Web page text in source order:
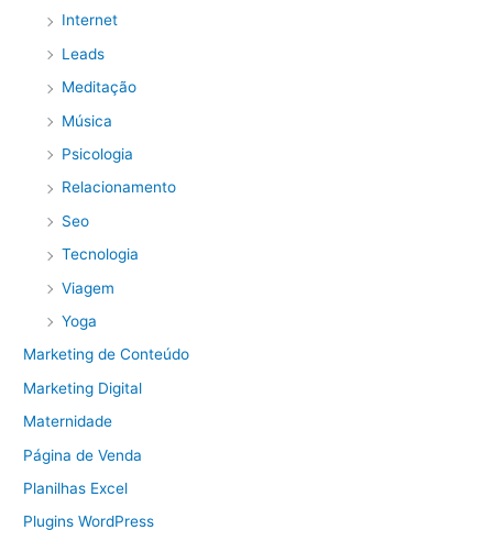
Internet
Leads
Meditação
Música
Psicologia
Relacionamento
Seo
Tecnologia
Viagem
Yoga
Marketing de Conteúdo
Marketing Digital
Maternidade
Página de Venda
Planilhas Excel
Plugins WordPress